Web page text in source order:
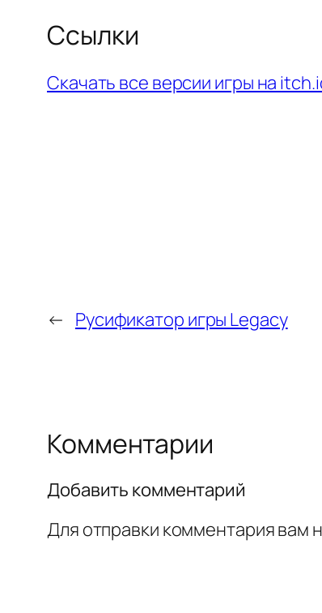
Ссылки
Скачать все версии игры на
← Русификатор игры Legacy
Комментарии
Добавить комментарий
Для отправки комментария вам